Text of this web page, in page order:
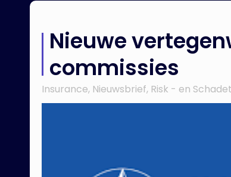
Nieuwe
commissies
Insurance, Nieuwsbrief, Risk - en